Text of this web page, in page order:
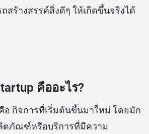
สร้างสรรค์สิ่งดีๆ ให้เกิดขึ้นจริงได้
คืออะไร?
อ กิจการที่เริ่มต้นขึ้นมาใหม่ โดยมัก
ตภัณฑ์หรือบริการที่มีความ